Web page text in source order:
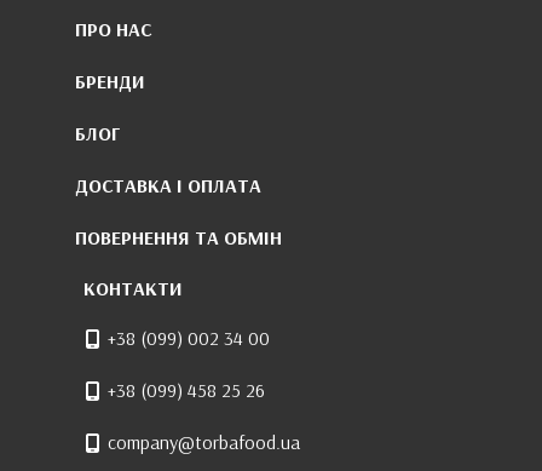
ПРО НАС
БРЕНДИ
БЛОГ
ДОСТАВКА І ОПЛАТА
ПОВЕРНЕННЯ ТА ОБМІН
КОНТАКТИ
+38 (099) 002 34 00
+38 (099) 458 25 26
company@torbafood.ua